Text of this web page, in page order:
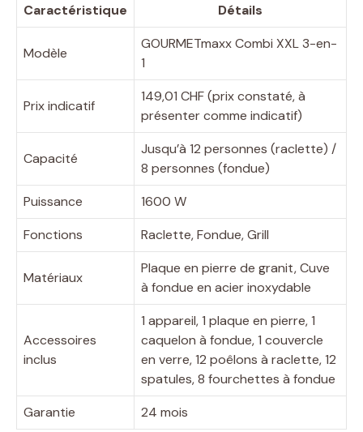
Caractéristique Détails
Modèle
GOURMETmaxx Combi XXL 3-en-
1
Prix indicatif
149,01 CHF (prix constaté, à
présenter comme indicatif)
Capacité
Jusqu’à 12 personnes (raclette) /
8 personnes (fondue)
Puissance
1600 W
Fonctions
Raclette, Fondue, Grill
Matériaux
Plaque en pierre de granit, Cuve
à fondue en acier inoxydable
Accessoires
inclus
1 appareil, 1 plaque en pierre, 1
caquelon à fondue, 1 couvercle
en verre, 12 poêlons à raclette, 12
spatules, 8 fourchettes à fondue
Garantie
24 mois